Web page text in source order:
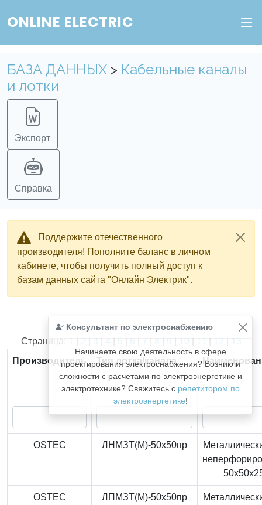
ONLINE ELECTRIC
БАЗА ДАННЫХ > Кабельные каналы
и лотки
Экспорт
Справка
Поддержите отечественного
производителя! Пополните баланс в личном
кабинете, чтобы получить полный доступ к
базам данных сайта "Онлайн Электрик".
Консультант по электроснабжению
Начинаете свою деятельность в сфере
проектирования электроснабжения? Возникли
сложности с расчетами по электроэнергетике и
электротехнике? Свяжитесь с репетитором по
электроэнергетике!
Найдено366из366записей.
Страница: 1 | 2 | 3 | 4 | 5 | 6 | 7 | 8 | 9 | 10 | 11 | 12 | 13
Производитель
Тип лотка/канала
OSTEC ЛНМЗТ(М)-50x50пр
OSTEC ЛПМЗТ(М)-50x50пр